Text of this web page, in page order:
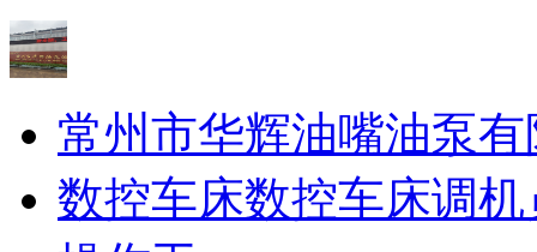
常州市华辉油嘴油泵
数控车床数控车床调机